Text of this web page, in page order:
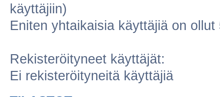
käyttäjiin)
Eniten yhtaikaisia käyttäjiä on ollut
Rekisteröityneet käyttäjät:
Ei rekisteröityneitä käyttäjiä